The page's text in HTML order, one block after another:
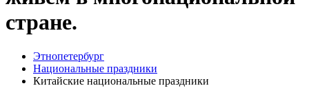
стране.
Этнопетербург
Национальные праздники
Китайские национальные праздники